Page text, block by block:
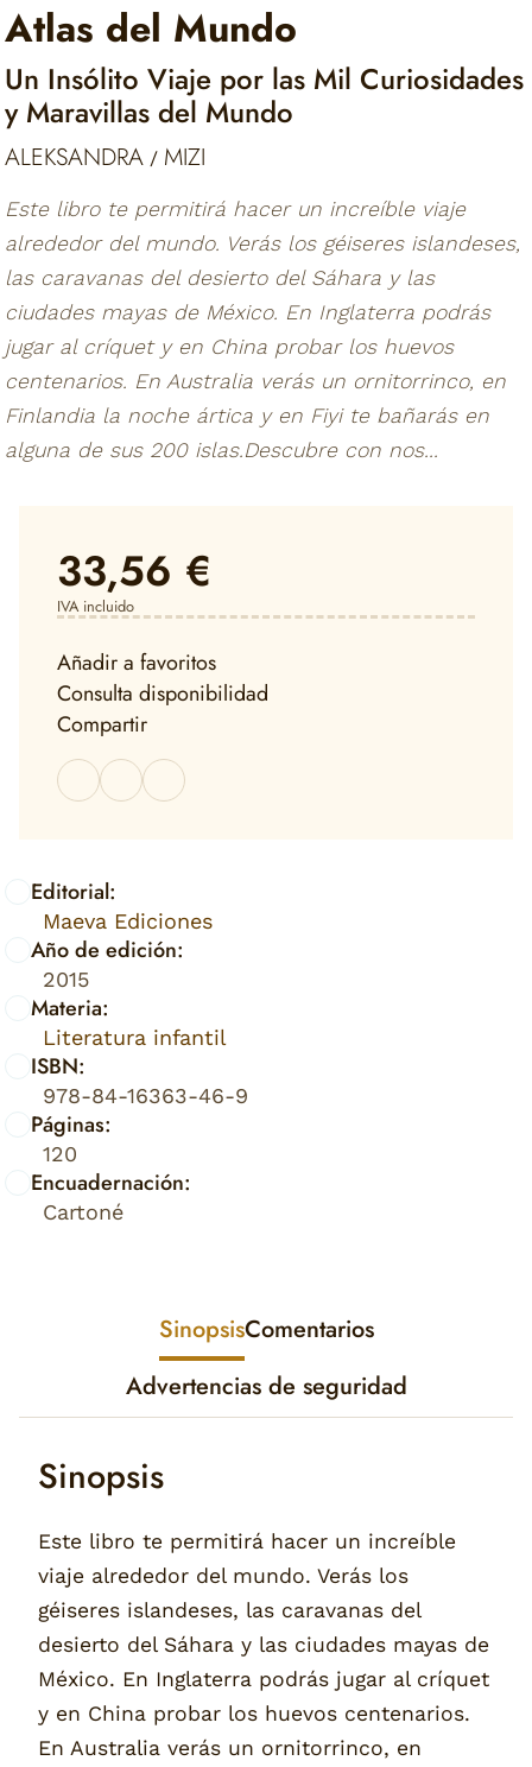
Atlas del Mundo
Un Insólito Viaje por las Mil Curiosidades
y Maravillas del Mundo
ALEKSANDRA / MIZI
Este libro te permitirá hacer un increíble viaje
alrededor del mundo. Verás los géiseres islandeses,
las caravanas del desierto del Sáhara y las
ciudades mayas de México. En Inglaterra podrás
jugar al críquet y en China probar los huevos
centenarios. En Australia verás un ornitorrinco, en
Finlandia la noche ártica y en Fiyi te bañarás en
alguna de sus 200 islas.Descubre con nos...
Editorial:
Maeva Ediciones
Año de edición:
2015
Materia:
Literatura infantil
ISBN:
978-84-16363-46-9
Páginas:
120
Encuadernación:
Cartoné
33,56 €
IVA incluido
Añadir a favoritos
Consulta disponibilidad
Compartir
SinopsisComentarios
Advertencias de seguridad
Sinopsis
Este libro te permitirá hacer un increíble
viaje alrededor del mundo. Verás los
géiseres islandeses, las caravanas del
desierto del Sáhara y las ciudades mayas de
México. En Inglaterra podrás jugar al críquet
y en China probar los huevos centenarios.
En Australia verás un ornitorrinco, en